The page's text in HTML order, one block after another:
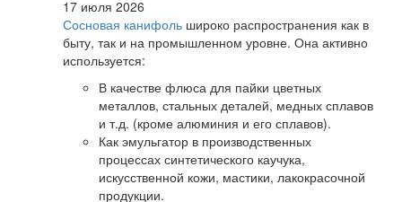
17 июля 2026
Сосновая канифоль широко распространения как в
быту, так и на промышленном уровне. Она активно
используется:
В качестве флюса для пайки цветных
металлов, стальных деталей, медных сплавов
и т.д. (кроме алюминия и его сплавов).
Как эмульгатор в производственных
процессах синтетического каучука,
искусственной кожи, мастики, лакокрасочной
продукции.